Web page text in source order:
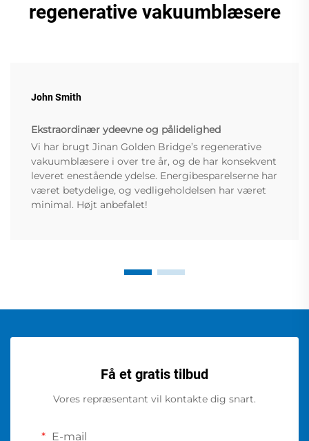
regenerative vakuumblæsere
John Smith
Ekstraordinær ydeevne og pålidelighed
Vi har brugt Jinan Golden Bridge’s regenerative
vakuumblæsere i over tre år, og de har konsekvent
leveret enestående ydelse. Energibesparelserne har
været betydelige, og vedligeholdelsen har været
minimal. Højt anbefalet!
Få et gratis tilbud
Vores repræsentant vil kontakte dig snart.
E-mail